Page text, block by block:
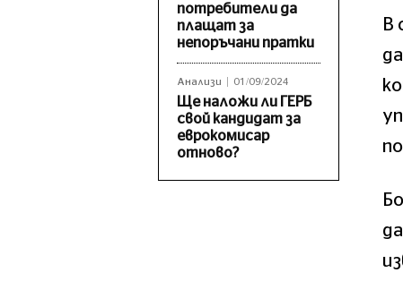
потребители да
плащат за
непоръчани пратки
Анализи 01/09/2024
Ще наложи ли ГЕРБ
свой кандидат за
еврокомисар
отново?
В